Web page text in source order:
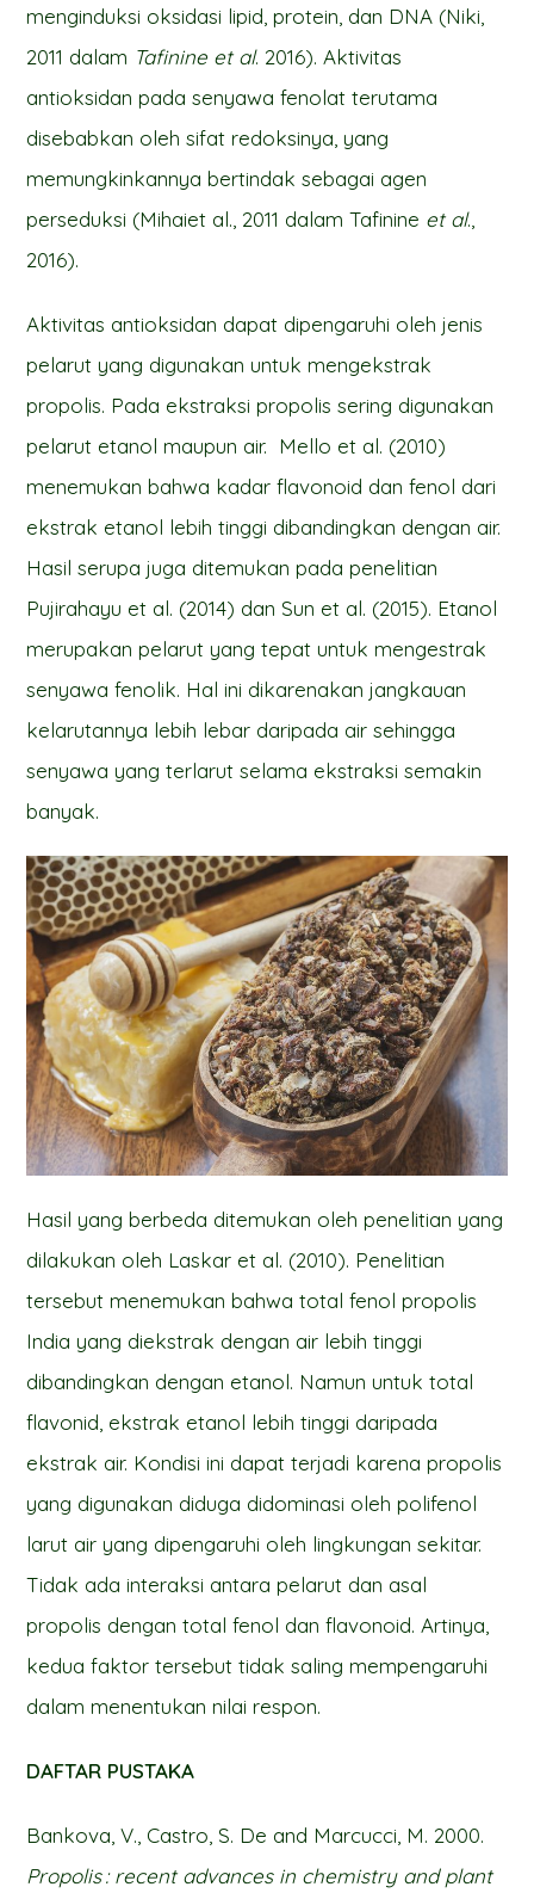
menginduksi oksidasi lipid, protein, dan DNA (Niki,
2011 dalam Tafinine et al. 2016). Aktivitas
antioksidan pada senyawa fenolat terutama
disebabkan oleh sifat redoksinya, yang
memungkinkannya bertindak sebagai agen
perseduksi (Mihaiet al., 2011 dalam Tafinine et al.,
2016).
Aktivitas antioksidan dapat dipengaruhi oleh jenis
pelarut yang digunakan untuk mengekstrak
propolis. Pada ekstraksi propolis sering digunakan
pelarut etanol maupun air. Mello et al. (2010)
menemukan bahwa kadar flavonoid dan fenol dari
ekstrak etanol lebih tinggi dibandingkan dengan air.
Hasil serupa juga ditemukan pada penelitian
Pujirahayu et al. (2014) dan Sun et al. (2015). Etanol
merupakan pelarut yang tepat untuk mengestrak
senyawa fenolik. Hal ini dikarenakan jangkauan
kelarutannya lebih lebar daripada air sehingga
senyawa yang terlarut selama ekstraksi semakin
banyak.
Hasil yang berbeda ditemukan oleh penelitian yang
dilakukan oleh Laskar et al. (2010). Penelitian
tersebut menemukan bahwa total fenol propolis
India yang diekstrak dengan air lebih tinggi
dibandingkan dengan etanol. Namun untuk total
flavonid, ekstrak etanol lebih tinggi daripada
ekstrak air. Kondisi ini dapat terjadi karena propolis
yang digunakan diduga didominasi oleh polifenol
larut air yang dipengaruhi oleh lingkungan sekitar.
Tidak ada interaksi antara pelarut dan asal
propolis dengan total fenol dan flavonoid. Artinya,
kedua faktor tersebut tidak saling mempengaruhi
dalam menentukan nilai respon.
DAFTAR PUSTAKA
Bankova, V., Castro, S. De and Marcucci, M. 2000.
Propolis : recent advances in chemistry and plant